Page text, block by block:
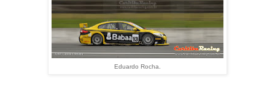
Eduardo Rocha.